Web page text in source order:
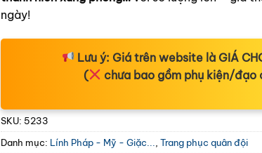
ngày!
Lưu ý: Giá trên website là GIÁ
(
chưa bao gồm phụ kiện/đạo
SKU: 5233
Danh mục: Lính Pháp - Mỹ - Giặc... ,Trang phục quân đội